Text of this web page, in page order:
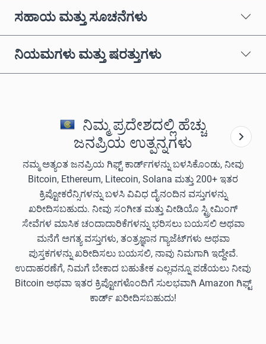
ಸಹಾಯ ಮತ್ತು ಸೂಚನೆಗಳು
ನಿಯಮಗಳು ಮತ್ತು ಷರತ್ತುಗಳು
ನಿಮ್ಮ ಪ್ರದೇಶದಲ್ಲಿ ಹೆಚ್ಚು
ಜನಪ್ರಿಯ ಉತ್ಪನ್ನಗಳು
ನಮ್ಮ ಅತ್ಯಂತ ಜನಪ್ರಿಯ ಗಿಫ್ಟ್ ಕಾರ್ಡ್‌ಗಳನ್ನು ಬಳಸಿಕೊಂಡು, ನೀವು
Bitcoin, Ethereum, Litecoin, Solana ಮತ್ತು 200+ ಇತರ
ಕ್ರಿಪ್ಟೋಕರೆನ್ಸಿಗಳನ್ನು ಬಳಸಿ ವಿವಿಧ ದೈನಂದಿನ ವಸ್ತುಗಳನ್ನು
ಖರೀದಿಸಬಹುದು. ನೀವು ಸಂಗೀತ ಮತ್ತು ವೀಡಿಯೊ ಸ್ಟ್ರೀಮಿಂಗ್
ಸೇವೆಗಳ ಮಾಸಿಕ ಚಂದಾದಾರಿಕೆಗಳನ್ನು ಭರಿಸಲು ಬಯಸಲಿ ಅಥವಾ
ಮನೆಗೆ ಅಗತ್ಯ ವಸ್ತುಗಳು, ತಂತ್ರಜ್ಞಾನ ಗ್ಯಾಜೆಟ್‌ಗಳು ಅಥವಾ
ಪುಸ್ತಕಗಳನ್ನು ಖರೀದಿಸಲು ಬಯಸಲಿ, ನಾವು ನಿಮಗಾಗಿ ಇದ್ದೇವೆ.
ಉದಾಹರಣೆಗೆ, ನಿಮಗೆ ಬೇಕಾದ ಬಹುತೇಕ ಎಲ್ಲವನ್ನೂ ಪಡೆಯಲು ನೀವು
Bitcoin ಅಥವಾ ಇತರ ಕ್ರಿಪ್ಟೋಗಳೊಂದಿಗೆ ಸುಲಭವಾಗಿ Amazon ಗಿಫ್ಟ್
ಕಾರ್ಡ್ ಖರೀದಿಸಬಹುದು!